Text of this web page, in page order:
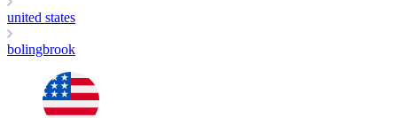
united states
bolingbrook